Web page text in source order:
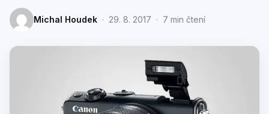
Michal Houdek · 29. 8. 2017 · 7 min čtení